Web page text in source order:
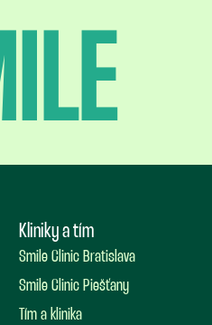
Kliniky a tím
Smile Clinic Bratislava
Smile Clinic Piešťany
Tím a klinika